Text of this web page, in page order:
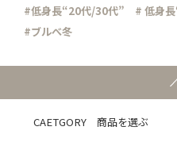
#低身長“20代/30代”
# 低身
#ブルべ冬
CAETGORY 商品を選ぶ